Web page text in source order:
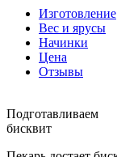
Изготовление
Вес и ярусы
Начинки
Цена
Отзывы
Подготавливаем
бисквит